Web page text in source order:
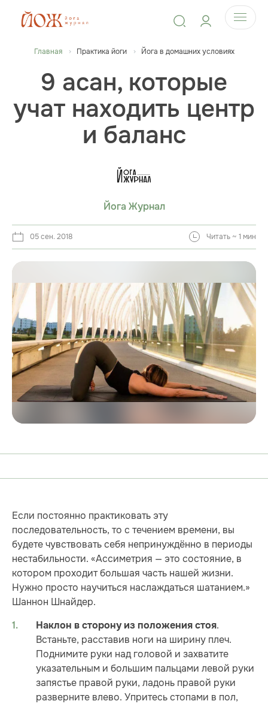
Главная Практика йоги Йога в домашних условиях
9 асан, которые
учат находить центр
и баланс
Йога Журнал
05 сен. 2018 Читать ~ 1 мин
Если постоянно практиковать эту
последовательность, то с течением времени, вы
будете чувствовать себя непринуждённо в периоды
нестабильности. «Ассиметрия — это состояние, в
котором проходит большая часть нашей жизни.
Нужно просто научиться наслаждаться шатанием.»
Шаннон Шнайдер.
Наклон в сторону из положения стоя.
Встаньте, расставив ноги на ширину плеч.
Поднимите руки над головой и захватите
указательным и большим пальцами левой руки
запястье правой руки, ладонь правой руки
разверните влево. Упритесь стопами в пол,